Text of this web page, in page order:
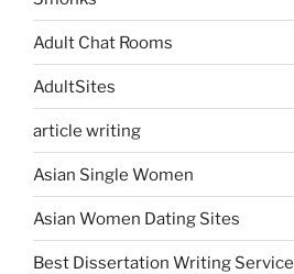
Adult Chat Rooms
AdultSites
article writing
Asian Single Women
Asian Women Dating Sites
Best Dissertation Writing Service